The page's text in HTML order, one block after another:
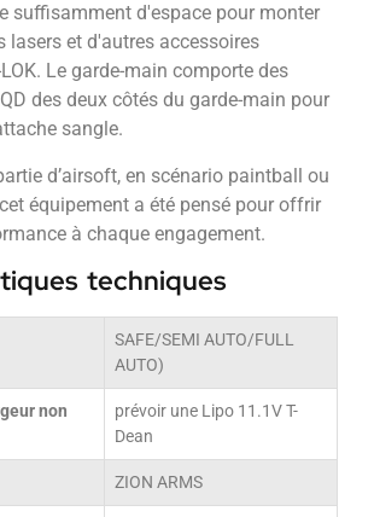
suffisamment d'espace pour monter
lasers et d'autres accessoires
Le garde-main comporte des
des deux côtés du garde-main pour
sangle.
d’airsoft, en scénario paintball ou
équipement a été pensé pour offrir
à chaque engagement.
techniques
SAFE/SEMI AUTO/FULL
AUTO)
non
prévoir une Lipo 11.1V T-
Dean
ZION ARMS